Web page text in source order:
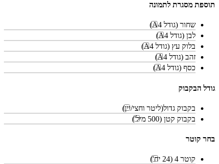
תוספת מסגרת לתמונה
שחור (גודל A4)
לבן (גודל A4)
בלוק עץ (גודל A4)
זהב (גודל A4)
כסף (גודל A4)
גודל הבקבוק
בקבוק גדול(ליטר וחצי/יין)
בקבוק קטן (500 מיל')
בחר קוטר
קוטר 4 (24 יח')